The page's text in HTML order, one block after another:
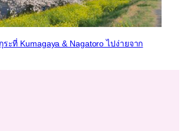
ะที่ Kumagaya & Nagatoro ไปง่ายจาก